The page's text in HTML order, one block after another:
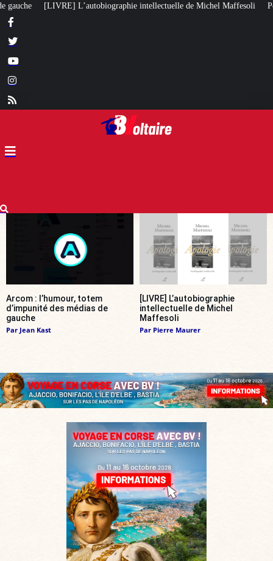
intellectuelle de Michel Maffesoli Pour regagner son influence en
Arcom : l’humour, totem
d’impunité des médias de
gauche
Par Jean Kast
[LIVRE] L’autobiographie
intellectuelle de Michel
Maffesoli
Par Pierre Maurer